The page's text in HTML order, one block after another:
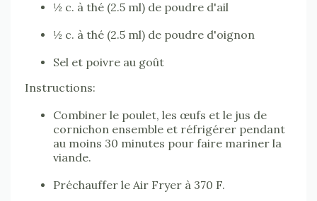
½ c. à thé (2.5 ml) de poudre d'ail
½ c. à thé (2.5 ml) de poudre d'oignon
Sel et poivre au goût
Instructions:
Combiner le poulet, les œufs et le jus de
cornichon ensemble et réfrigérer pendant
au moins 30 minutes pour faire mariner la
viande.
Préchauffer le Air Fryer à 370 F.